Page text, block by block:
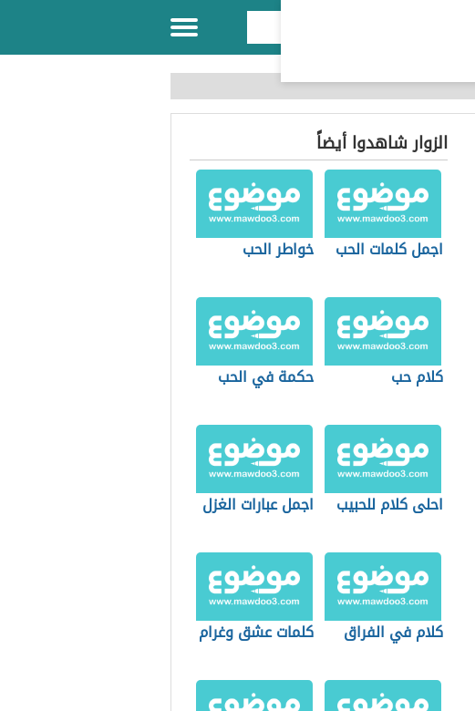
الزوار شاهدوا أيضاً
اجمل كلمات الحب خواطر الحب
كلام حب حكمة في الحب
احلى كلام للحبيب اجمل عبارات الغزل
كلام في الفراق كلمات عشق وغرام